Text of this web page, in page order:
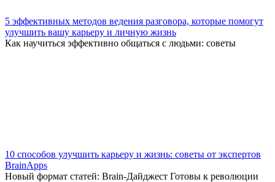
5 эффективных методов ведения разговора, которые помогут
улучшить вашу карьеру и личную жизнь
Как научиться эффективно общаться с людьми: советы
10 способов улучшить карьеру и жизнь: советы от экспертов
BrainApps
Новый формат статей: Brain-Дайджест Готовы к революции